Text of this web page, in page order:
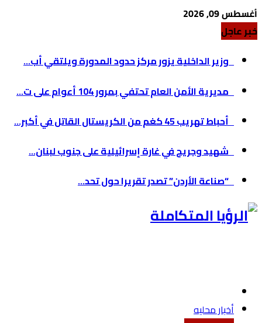
أغسطس 09, 2026
خبر عاجل
وزير الداخلية يزور مركز حدود المدورة ويلتقي أب...
مديرية الأمن العام تحتفي بمرور 104 أعوام على ت...
أحباط تهريب 45 كغم من الكريستال القاتل في أكبر...
شهيد وجريح في غارة إسرائيلية على جنوب لبنان...
“صناعة الأردن” تصدر تقريرا حول تحد...
أخبار محليه